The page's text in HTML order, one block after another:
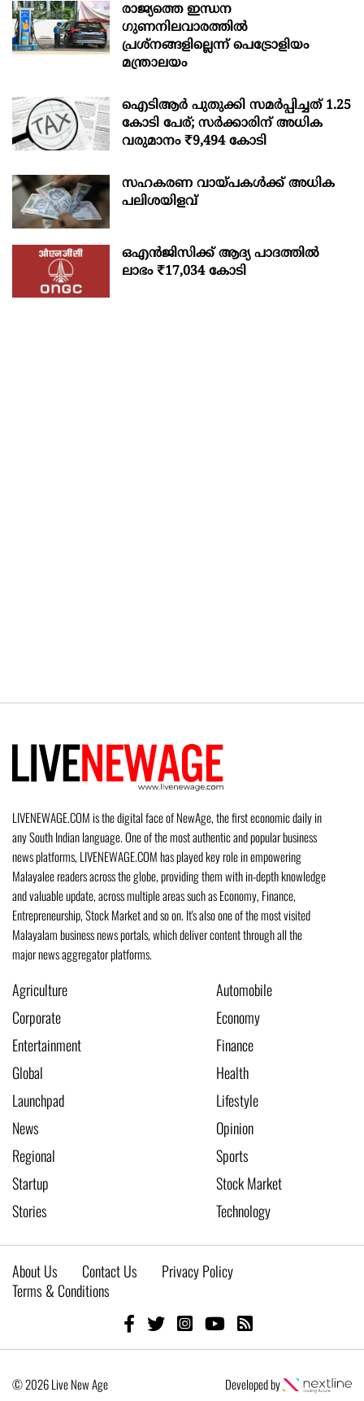
രാജ്യത്തെ ഇന്ധന
ഗുണനിലവാരത്തില്‍
പ്രശ്‌നങ്ങളില്ലെന്ന് പെട്രോളിയം
മന്ത്രാലയം
ഐടിആര്‍ പുതുക്കി സമർപ്പിച്ചത് 1.25
കോടി പേര്; സർക്കാരിന് അധിക
വരുമാനം ₹9,494 കോടി
സഹകരണ വായ്പകള്‍ക്ക് അധിക
പലിശയിളവ്
ഒഎന്‍ജിസിക്ക് ആദ്യ പാദത്തില്‍
ലാഭം ₹17,034 കോടി
LIVENEWAGE.COM is the digital face of NewAge, the first economic daily in
any South Indian language. One of the most authentic and popular business
news platforms, LIVENEWAGE.COM has played key role in empowering
Malayalee readers across the globe, providing them with in-depth knowledge
and valuable update, across multiple areas such as Economy, Finance,
Entrepreneurship, Stock Market and so on. It's also one of the most visited
Malayalam business news portals, which deliver content through all the
major news aggregator platforms.
Agriculture
Automobile
Corporate
Economy
Entertainment
Finance
Global
Health
Launchpad
Lifestyle
News
Opinion
Regional
Sports
Startup
Stock Market
Stories
Technology
About Us Contact Us
Privacy Policy
Terms & Conditions
© 2026 Live New Age Developed by